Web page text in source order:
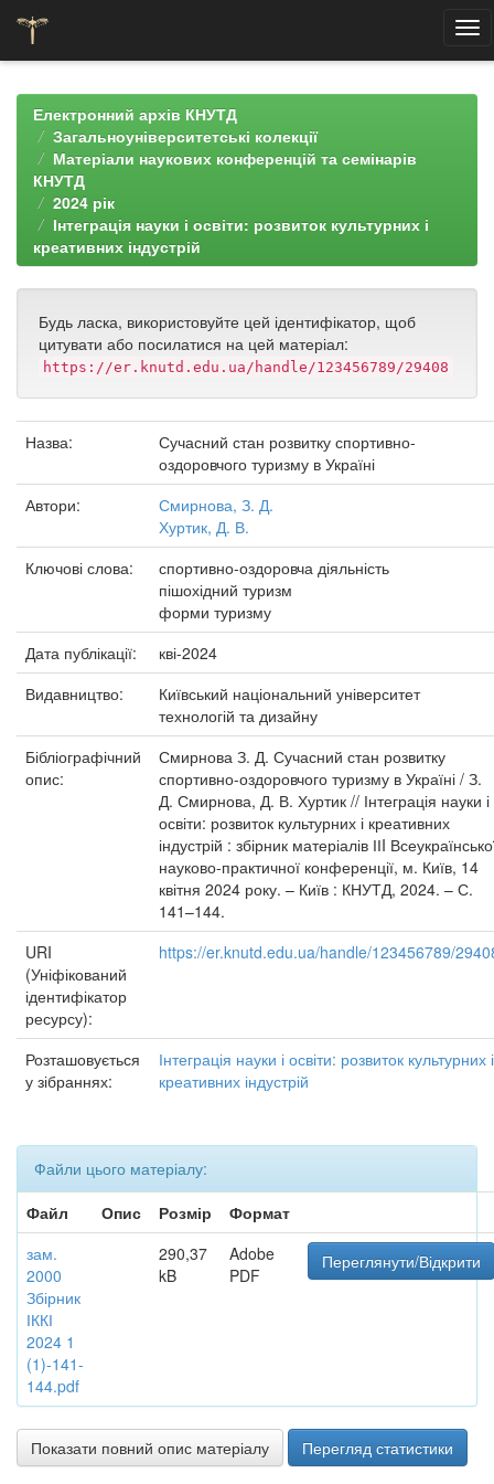
navigationЕлектронний архів КНУТД
Загальноуніверситетські колекції
Матеріали наукових конференцій та семінарів
КНУТД
2024 рік
Інтеграція науки і освіти: розвиток культурних і
креативних індустрій
Будь ласка, використовуйте цей ідентифікатор, щоб
цитувати або посилатися на цей матеріал:
https://er.knutd.edu.ua/handle/123456789/29408
Назва:
Сучасний стан розвитку спортивно-
оздоровчого туризму в Україні
Автори:
Смирнова, З. Д.
Хуртик, Д. В.
Ключові слова:
спортивно-оздоровча діяльність
пішохідний туризм
форми туризму
Дата публікації:
кві-2024
Видавництво:
Київський національний університет
технологій та дизайну
Бібліографічний
опис:
Смирнова З. Д. Сучасний стан розвитку
спортивно-оздоровчого туризму в Україні / З.
Д. Смирнова, Д. В. Хуртик // Інтеграція науки і
освіти: розвиток культурних і креативних
індустрій : збірник матеріалів ІІI
науково-практичної конференції, м. Київ, 14
квітня 2024 року. – Київ : КНУТД, 2024. – С.
141–144.
URI
(Уніфікований
ідентифікатор
ресурсу):
https://er.knutd.edu.ua/handle/123456789/
Розташовується
у зібраннях:
Інтеграція науки і освіти: розвиток культурних і
креативних індустрій
Файли цього матеріалу:
Файл
Опис Розмір
Формат
зам.
2000
Збірник
ІККІ
2024 1
(1)-141-
144.pdf
290,37
kB
Adobe
PDF
Переглянути/Відкрити
Показати повний опис матеріалу Перегляд статистики